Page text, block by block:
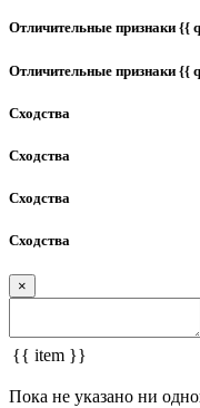
Отличительные признаки {{
Отличительные признаки {{
Сходства
Сходства
Сходства
Сходства
×
{{ item }}
Пока не указано ни